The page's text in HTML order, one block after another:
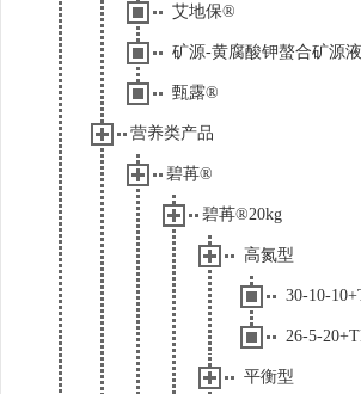
艾地保®
矿源-黄腐酸钾螯合矿源液
甄露®
营养类产品
碧苒®
碧苒®20kg
高氮型
30-10-
26-5-
平衡型